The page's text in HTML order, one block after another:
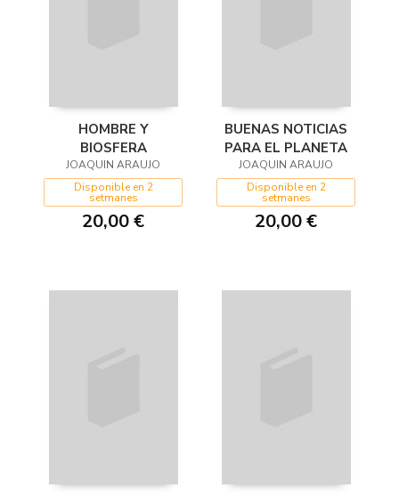
HOMBRE Y
BIOSFERA
JOAQUIN ARAUJO
Disponible en 2
setmanes
20,00 €
BUENAS NOTICIAS
PARA EL PLANETA
JOAQUIN ARAUJO
Disponible en 2
setmanes
20,00 €